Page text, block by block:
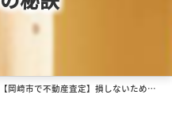
【岡崎市で不動産査定】損しないために！プロが教える査定額アップの3つの秘訣